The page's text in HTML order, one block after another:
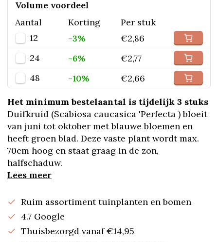
Volume voordeel
Aantal
Korting
Per stuk
12
-3%
€2,86
24
-6%
€2,77
48
-10% €2,66
Het minimum bestelaantal is tijdelijk 3 stuks
Duifkruid (Scabiosa caucasica 'Perfecta ) bloeit
van juni tot oktober met blauwe bloemen en
heeft groen blad. Deze vaste plant wordt max.
70cm hoog en staat graag in de zon,
halfschaduw.
Lees meer
Ruim assortiment tuinplanten en bomen
4.7 Google
Thuisbezorgd vanaf €14,95